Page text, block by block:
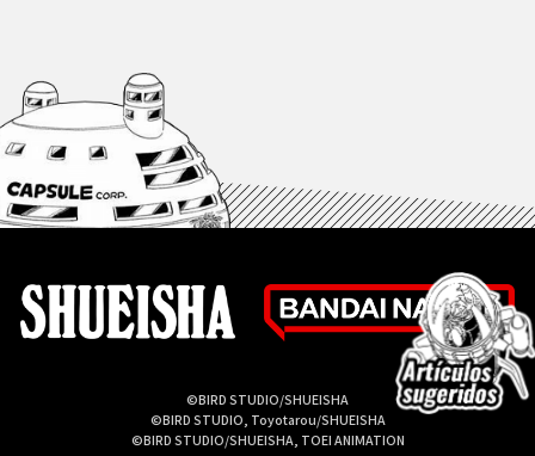
©BIRD STUDIO/SHUEISHA
©BIRD STUDIO, Toyotarou/SHUEISHA
©BIRD STUDIO/SHUEISHA, TOEI ANIMATION